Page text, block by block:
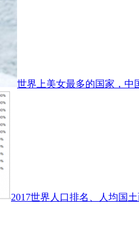
世界上美女最多的国家，中
2017世界人口排名、人均国